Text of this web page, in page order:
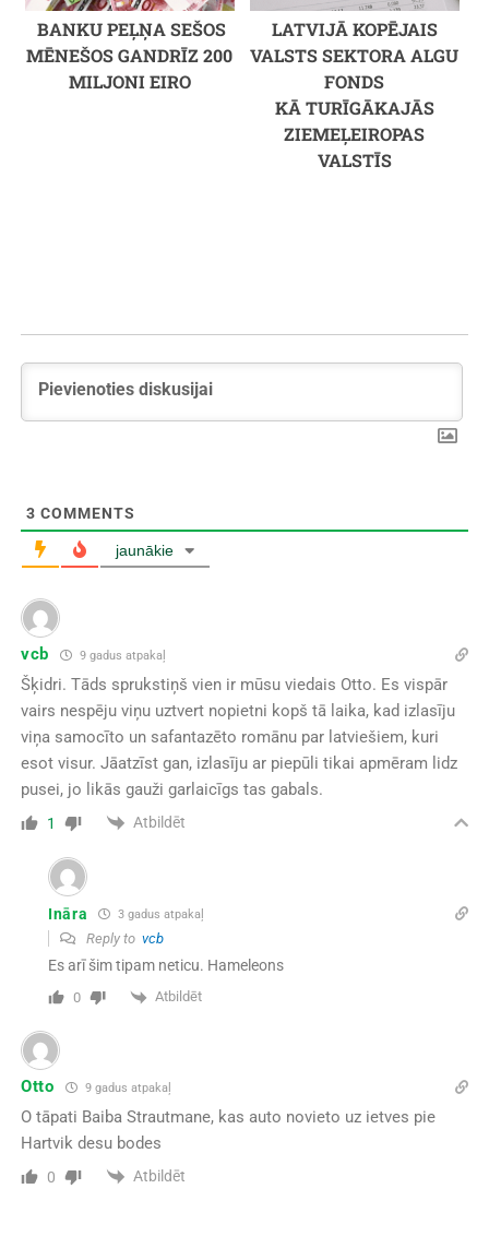
BANKU PEĻŅA SEŠOS
MĒNEŠOS GANDRĪZ 200
MILJONI EIRO
LATVIJĀ KOPĒJAIS
VALSTS SEKTORA ALGU
FONDS
KĀ TURĪGĀKAJĀS
ZIEMEĻEIROPAS
VALSTĪS
3 COMMENTS
jaunākie
vcb 9 gadus atpakaļ
Šķidri. Tāds sprukstiņš vien ir mūsu viedais Otto. Es vispār
vairs nespēju viņu uztvert nopietni kopš tā laika, kad izlasīju
viņa samocīto un safantazēto romānu par latviešiem, kuri
esot visur. Jāatzīst gan, izlasīju ar piepūli tikai apmēram lidz
pusei, jo likās gauži garlaicīgs tas gabals.
1 Atbildēt
Ināra 3 gadus atpakaļ
Reply to vcb
Es arī šim tipam neticu. Hameleons
0 Atbildēt
Otto 9 gadus atpakaļ
O tāpati Baiba Strautmane, kas auto novieto uz ietves pie
Hartvik desu bodes
0 Atbildēt